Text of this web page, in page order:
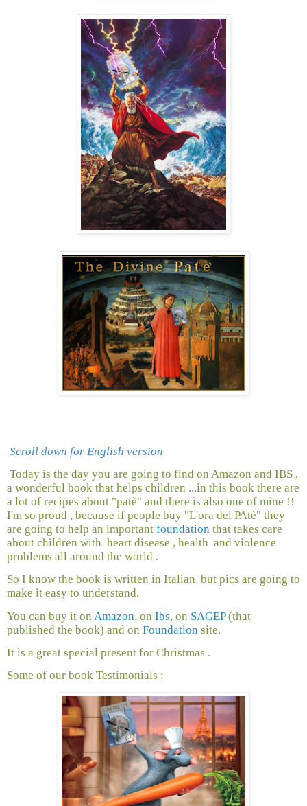
Scroll down for English version
Today is the day you are going to find on Amazon and IBS ,
a wonderful book that helps children ...in this book there are
a lot of recipes about "patè" and there is also one of mine !!
I'm so proud , because if people buy "L'ora del PAtè" they
are going to help an important foundation that takes care
about children with heart disease , health and violence
problems all around the world .
So I know the book is written in Italian, but pics are going to
make it easy to understand.
You can buy it on Amazon, on Ibs, on SAGEP(that
published the book) and on Foundation site.
It is a great special present for Christmas .
Some of our book Testimonials :